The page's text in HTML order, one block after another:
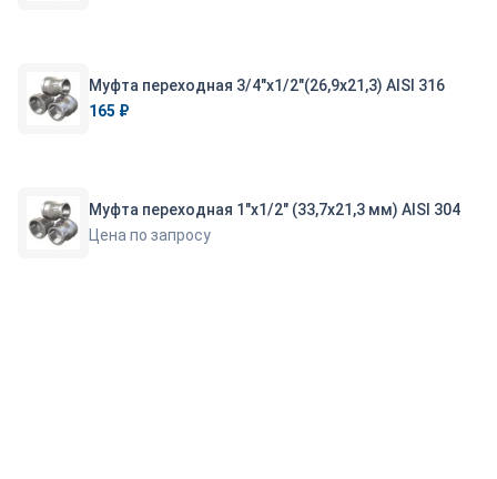
Муфта переходная 3/4"х1/2"(26,9х21,3) AISI 316
165 ₽
Муфта переходная 1"х1/2" (33,7х21,3 мм) AISI 304
Цена по запросу